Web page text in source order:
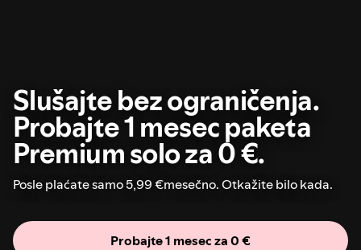
Slušajte bez ograničenja.
Probajte 1 mesec paketa
Premium solo za 0 €.
Posle plaćate samo 5,99 €mesečno. Otkažite bilo kada.
Probajte 1 mesec za 0 €